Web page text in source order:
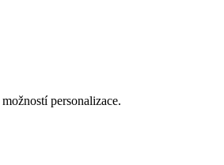
personalizace.